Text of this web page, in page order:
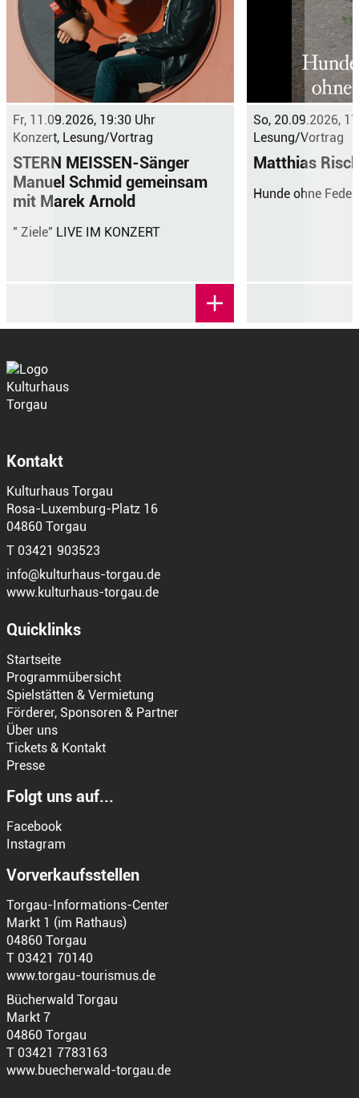
Fr, 11.09.2026, 19:30 Uhr
Konzert, Lesung/Vortrag
STERN MEISSEN-Sänger
Manuel Schmid gemeinsam
mit Marek Arnold
" Ziele" LIVE IM KONZERT
So, 20.09.2026,
Lesung/Vortrag
Matthias
Hunde ohne
Kontakt
Kulturhaus Torgau
Rosa-Luxemburg-Platz 16
04860 Torgau
T 03421 903523
info@kulturhaus-torgau.de
www.kulturhaus-torgau.de
Quicklinks
Startseite
Programmübersicht
Spielstätten & Vermietung
Förderer, Sponsoren & Partner
Über uns
Tickets & Kontakt
Presse
Folgt uns auf...
Facebook
Instagram
Vorverkaufsstellen
Torgau-Informations-Center
Markt 1 (im Rathaus)
04860 Torgau
T 03421 70140
www.torgau-tourismus.de
Bücherwald Torgau
Markt 7
04860 Torgau
T 03421 7783163
www.buecherwald-torgau.de